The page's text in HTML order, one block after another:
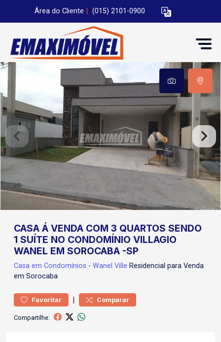
Área do Cliente (015) 2101-0900
CASA Á VENDA COM 3 QUARTOS SENDO
1 SUÍTE NO CONDOMÍNIO VILLAGIO
WANEL EM SOROCABA -SP
Casa em Condomínios - Wanel Ville Residencial para Venda
em Sorocaba
Favoritar | Comparar
Compartilhe: